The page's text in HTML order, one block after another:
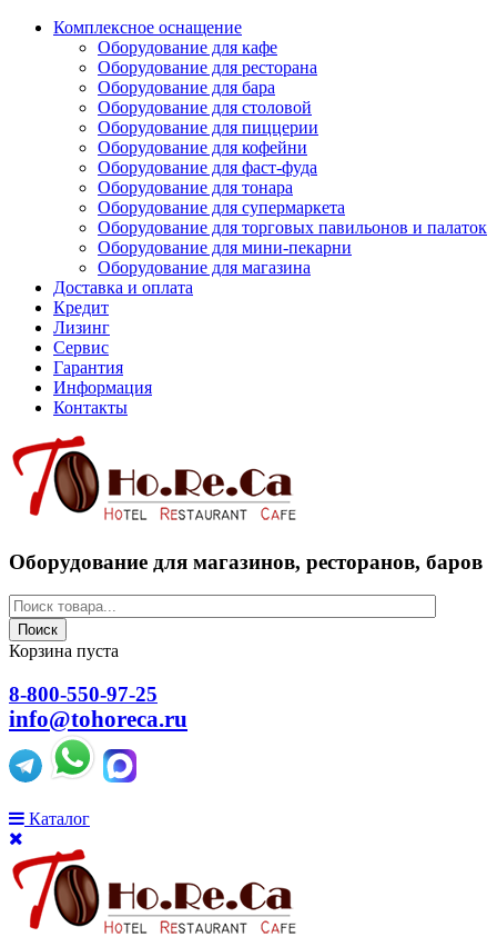
Комплексное оснащение
Оборудование для кафе
Оборудование для ресторана
Оборудование для бара
Оборудование для столовой
Оборудование для пиццерии
Оборудование для кофейни
Оборудование для фаст-фуда
Оборудование для тонара
Оборудование для супермаркета
Оборудование для торговых павильонов и палаток
Оборудование для мини-пекарни
Оборудование для магазина
Доставка и оплата
Кредит
Лизинг
Сервис
Гарантия
Информация
Контакты
Оборудование для магазинов, ресторанов, баров
Поиск
Корзина пуста
8-800-550-97-25
info@tohoreca.ru
Каталог